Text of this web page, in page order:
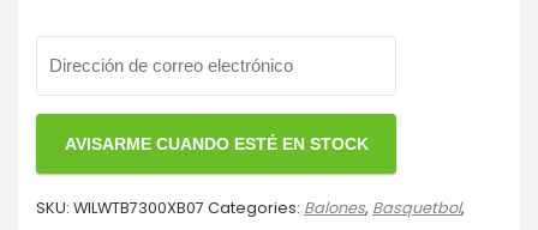
SKU: WILWTB7300XB07 Categories: Balones, Basquetbol,